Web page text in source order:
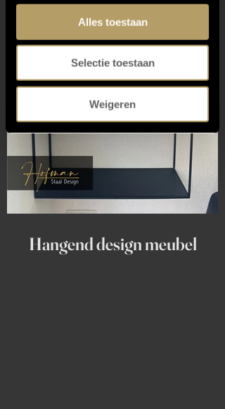
Alles toestaan
Selectie toestaan
Weigeren
Hangend design meubel